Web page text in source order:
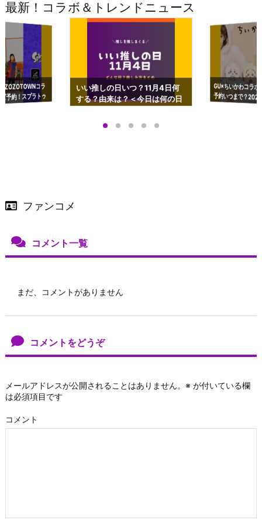
最新！コラボ＆トレンドニュース
コラ
予約！スプラトゥ
ップも渋谷Hz
いい推しの日いつ？11月4日何
する？由来は？＜今日は何の日
GU×ちいかわコラ
予約いつまで？
ーチやショルダー
ファンコメ
コメント一覧
まだ、コメントがありません
コメントをどうぞ
メールアドレスが公開されることはありません。 ※ が付いている欄
は必須項目です
コメント